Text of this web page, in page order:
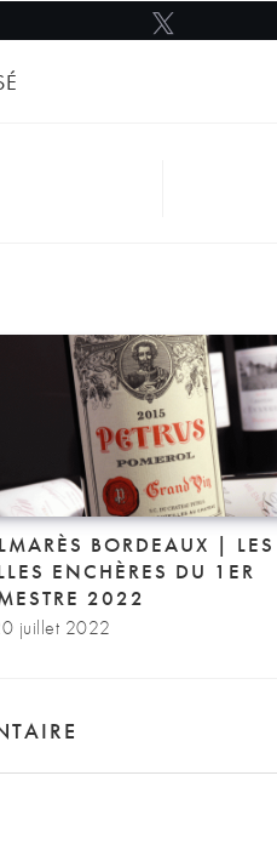
BORDEAUX | LES
ENCHÈRES DU 1ER
2022
juillet 2022